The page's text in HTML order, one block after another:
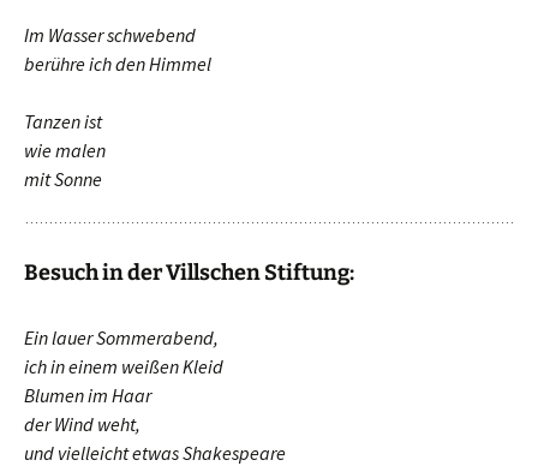
Im Wasser schwebend
berühre ich den Himmel
Tanzen ist
wie malen
mit Sonne
Besuch in der Villschen Stiftung:
Ein lauer Sommerabend,
ich in einem weißen Kleid
Blumen im Haar
der Wind weht,
und vielleicht etwas Shakespeare